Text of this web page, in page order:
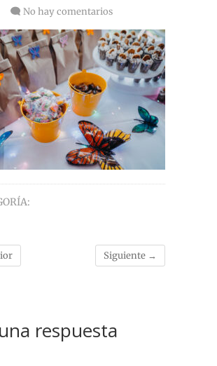
No hay comentarios
Siguiente →
respuesta